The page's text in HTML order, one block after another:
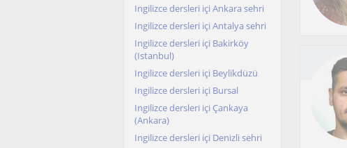
Ingilizce dersleri içi Ankara sehri
Ingilizce dersleri içi Antalya sehri
Ingilizce dersleri içi Bakirköy
(Istanbul)
Ingilizce dersleri içi Beylikdüzü
Ingilizce dersleri içi Bursal
Ingilizce dersleri içi Çankaya
(Ankara)
Ingilizce dersleri içi Denizli sehri